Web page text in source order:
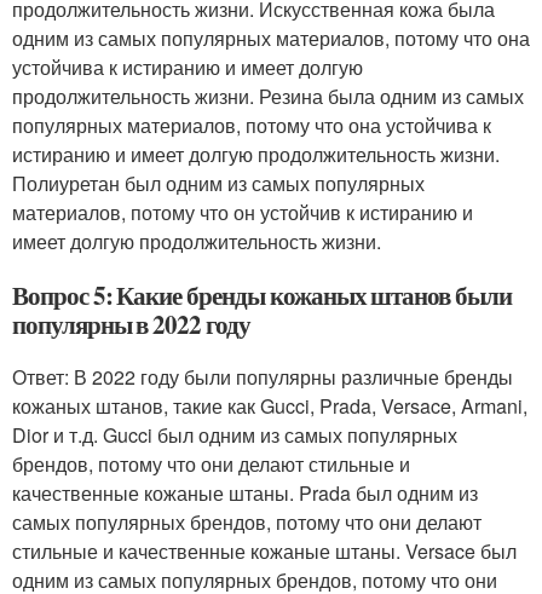
продолжительность жизни. Искусственная кожа была
одним из самых популярных материалов, потому что она
устойчива к истиранию и имеет долгую
продолжительность жизни. Резина была одним из самых
популярных материалов, потому что она устойчива к
истиранию и имеет долгую продолжительность жизни.
Полиуретан был одним из самых популярных
материалов, потому что он устойчив к истиранию и
имеет долгую продолжительность жизни.
Вопрос 5: Какие бренды кожаных штанов были
популярны в 2022 году
Ответ: В 2022 году были популярны различные бренды
кожаных штанов, такие как Gucci, Prada, Versace, Armani,
Dior и т.д. Gucci был одним из самых популярных
брендов, потому что они делают стильные и
качественные кожаные штаны. Prada был одним из
самых популярных брендов, потому что они делают
стильные и качественные кожаные штаны. Versace был
одним из самых популярных брендов, потому что они